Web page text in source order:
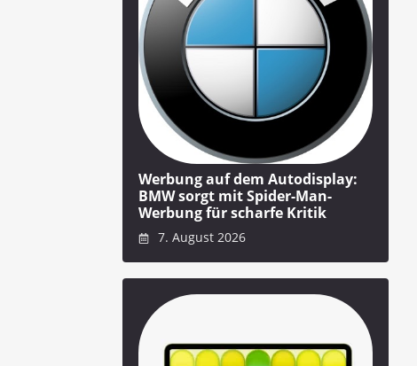
Werbung auf dem Autodisplay:
BMW sorgt mit Spider-Man-
Werbung für scharfe Kritik
7. August 2026